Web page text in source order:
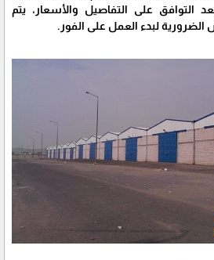
التوافق على التفاصيل والأسعار، يتم
لبدء العمل على الفور.